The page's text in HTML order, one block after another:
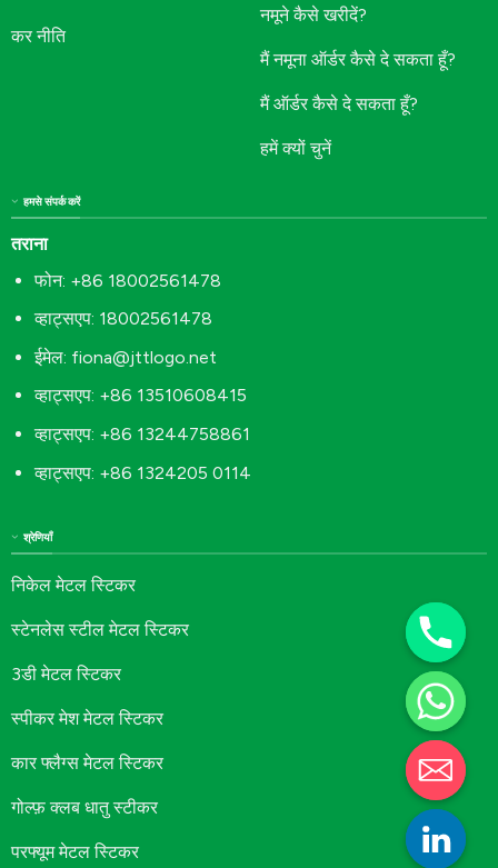
कर नीति
नमूने कैसे खरीदें?
मैं नमूना ऑर्डर कैसे दे सकता हूँ?
मैं ऑर्डर कैसे दे सकता हूँ?
हमें क्यों चुनें
श्रेणियाँ
निकेल मेटल स्टिकर
स्टेनलेस स्टील मेटल स्टिकर
3डी मेटल स्टिकर
स्पीकर मेश मेटल स्टिकर
कार फ्लैग्स मेटल स्टिकर
गोल्फ़ क्लब धातु स्टीकर
परफ्यूम मेटल स्टिकर
हमसे संपर्क करें
तराना
फोन: +86 18002561478
व्हाट्सएप: 18002561478
ईमेल: fiona@jttlogo.net
व्हाट्सएप: +86 13510608415
व्हाट्सएप: +86 13244758861
व्हाट्सएप: +86 1324205 0114